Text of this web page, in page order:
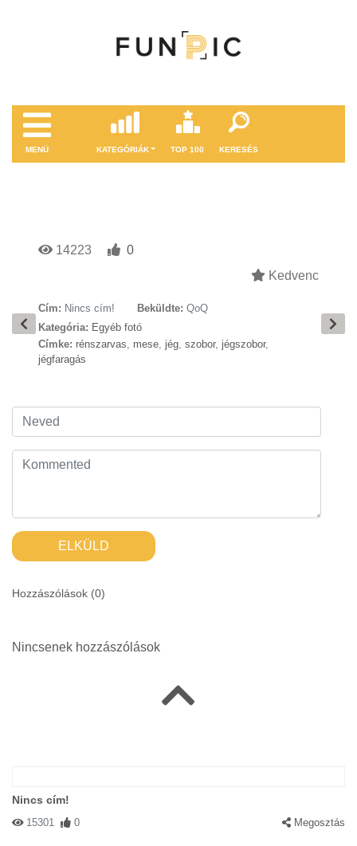
MENÜ KATEGÓRIÁK TOP 100 KERESÉS
14223
0
Kedvenc
Cím: Nincs cím! Beküldte: QoQ
Kategória: Egyéb fotó
Címke: rénszarvas, mese, jég, szobor, jégszobor,
jégfaragás
ELKÜLD
Hozzászólások (0)
Nincsenek hozzászólások
Nincs cím!
15301 0 Megosztás